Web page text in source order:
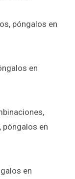
póngalos en
en
póngalos en
en